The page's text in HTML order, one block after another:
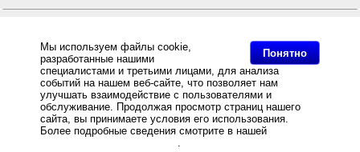
Понятно
Мы используем файлы cookie,
разработанные нашими
специалистами и третьими лицами, для анализа
событий на нашем веб-сайте, что позволяет нам
улучшать взаимодействие с пользователями и
обслуживание. Продолжая просмотр страниц нашего
сайта, вы принимаете условия его использования.
Более подробные сведения смотрите в нашей
.
ПОЛНАЯ ВЕРСИЯ
Интернет-магазин "ПОСЛЭНД" - торгового оборудования, оборудования для автоматизации общепита и
торговли, расходных материалов
Все права защищены, ООО "ПОСЛЭНД" © 2008-2026.
Политика конфиденциальности
Основное: Красящая лента RESIN GOLD металл (30мм/300м/30мм/1") OUT купить с доставкой по всей
России, самовывоз из Москвы, Красящая лента RESIN GOLD металл (30мм/300м/30мм/1") OUT,